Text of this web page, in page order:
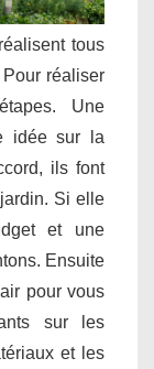
tous
réaliser
Une
idée sur la
ils font
Si elle
et une
Ensuite
pour vous
sur les
et les